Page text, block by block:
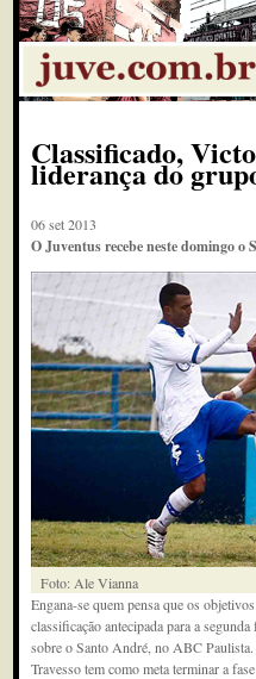
Classificado,
liderança do
06 set 2013
O Juventus recebe neste domingo
Foto: Ale Vianna
Engana-se quem pensa que os
classificação antecipada para a
sobre o Santo André, no ABC
Travesso tem como meta terminar a